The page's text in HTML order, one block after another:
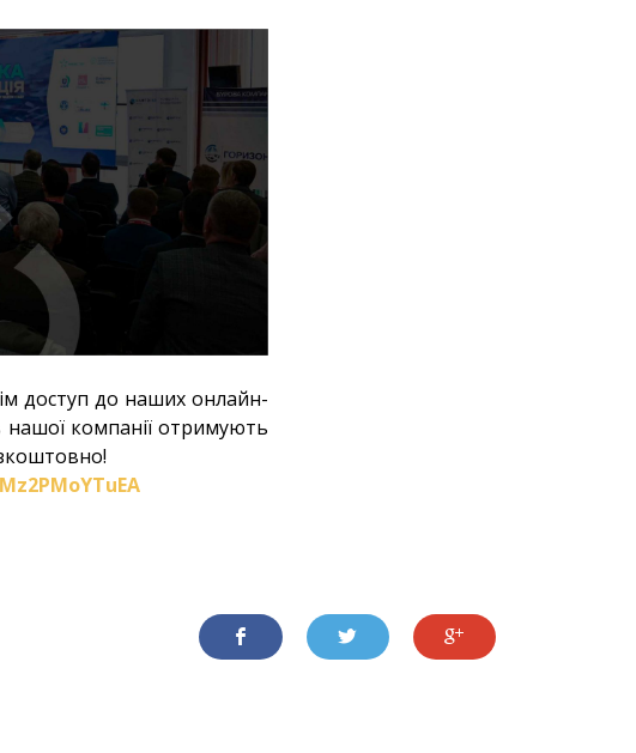
доступ до наших онлайн-
нашої компанії отримують